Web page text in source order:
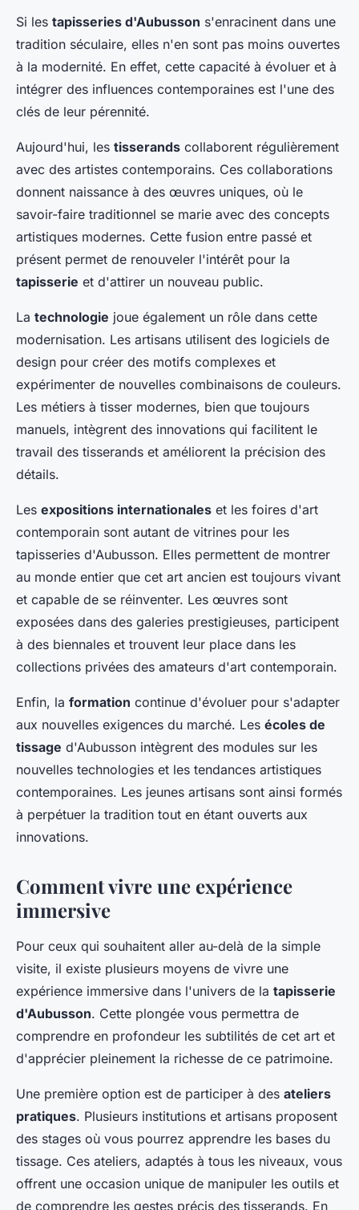
Si les tapisseries d'Aubusson s'enracinent dans une
tradition séculaire, elles n'en sont pas moins ouvertes
à la modernité. En effet, cette capacité à évoluer et à
intégrer des influences contemporaines est l'une des
clés de leur pérennité.
Aujourd'hui, les tisserands collaborent régulièrement
avec des artistes contemporains. Ces collaborations
donnent naissance à des œuvres uniques, où le
savoir-faire traditionnel se marie avec des concepts
artistiques modernes. Cette fusion entre passé et
présent permet de renouveler l'intérêt pour la
tapisserie et d'attirer un nouveau public.
La technologie joue également un rôle dans cette
modernisation. Les artisans utilisent des logiciels de
design pour créer des motifs complexes et
expérimenter de nouvelles combinaisons de couleurs.
Les métiers à tisser modernes, bien que toujours
manuels, intègrent des innovations qui facilitent le
travail des tisserands et améliorent la précision des
détails.
Les expositions internationales et les foires d'art
contemporain sont autant de vitrines pour les
tapisseries d'Aubusson. Elles permettent de montrer
au monde entier que cet art ancien est toujours vivant
et capable de se réinventer. Les œuvres sont
exposées dans des galeries prestigieuses, participent
à des biennales et trouvent leur place dans les
collections privées des amateurs d'art contemporain.
Enfin, la formation continue d'évoluer pour s'adapter
aux nouvelles exigences du marché. Les écoles de
tissage d'Aubusson intègrent des modules sur les
nouvelles technologies et les tendances artistiques
contemporaines. Les jeunes artisans sont ainsi formés
à perpétuer la tradition tout en étant ouverts aux
innovations.
Comment vivre une expérience
immersive
Pour ceux qui souhaitent aller au-delà de la simple
visite, il existe plusieurs moyens de vivre une
expérience immersive dans l'univers de la tapisserie
d'Aubusson. Cette plongée vous permettra de
comprendre en profondeur les subtilités de cet art et
d'apprécier pleinement la richesse de ce patrimoine.
Une première option est de participer à des ateliers
pratiques. Plusieurs institutions et artisans proposent
des stages où vous pourrez apprendre les bases du
tissage. Ces ateliers, adaptés à tous les niveaux, vous
offrent une occasion unique de manipuler les outils et
de comprendre les gestes précis des tisserands. En